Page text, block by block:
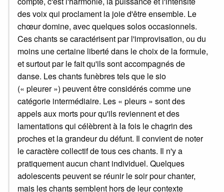
des voix qui proclament la joie d'être ensemble. Le
chœur domine, avec quelques solos occasionnels.
Ces chants se caractérisent par l'improvisation, ou du
moins une certaine liberté dans le choix de la formule,
et surtout par le fait qu'ils sont accompagnés de
danse. Les chants funèbres tels que le sio
(« pleurer ») peuvent être considérés comme une
catégorie intermédiaire. Les « pleurs » sont des
appels aux morts pour qu'ils reviennent et des
lamentations qui célèbrent à la fois le chagrin des
proches et la grandeur du défunt. Il convient de noter
le caractère collectif de tous ces chants. Il n'y a
pratiquement aucun chant individuel. Quelques
adolescents peuvent se réunir le soir pour chanter,
mais les chants semblent hors de leur contexte